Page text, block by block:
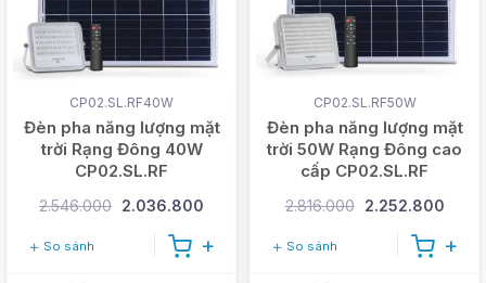
CP02.SL.RF40W
Đèn pha năng lượng mặt
trời Rạng Đông 40W
CP02.SL.RF
2.546.000 2.036.800
So sánh
CP02.SL.RF50W
Đèn pha năng lượng mặt
trời 50W Rạng Đông cao
cấp CP02.SL.RF
2.816.000 2.252.800
So sánh